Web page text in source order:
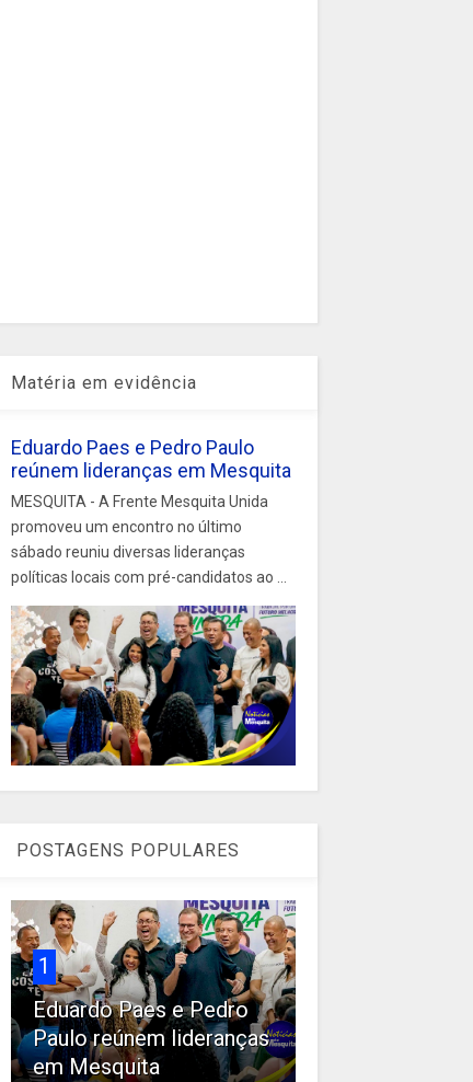
Matéria em evidência
Eduardo Paes e Pedro Paulo
reúnem lideranças em Mesquita
MESQUITA - A Frente Mesquita Unida
promoveu um encontro no último
sábado reuniu diversas lideranças
políticas locais com pré-candidatos ao ...
POSTAGENS POPULARES
1
Eduardo Paes e Pedro
Paulo reúnem lideranças
em Mesquita